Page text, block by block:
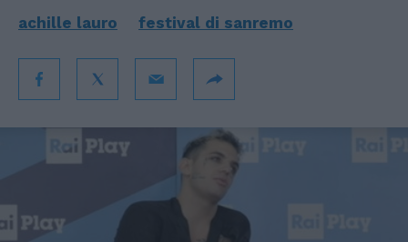
achille lauro festival di sanremo